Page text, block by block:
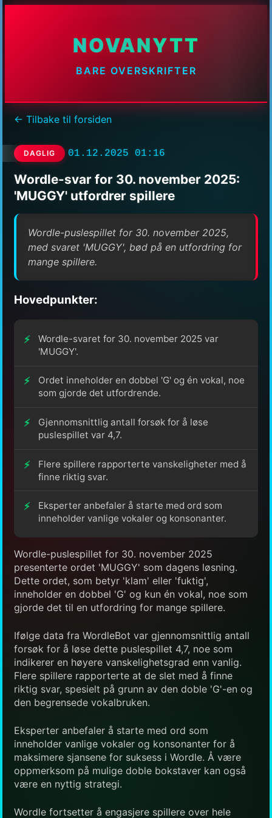
NOVANYTT
BARE OVERSKRIFTER
← Tilbake til forsiden
DAGLIG 01.12.2025 01:16
Wordle-svar for 30. november 2025:
'MUGGY' utfordrer spillere
Wordle-puslespillet for 30. november 2025,
med svaret 'MUGGY', bød på en utfordring for
mange spillere.
Hovedpunkter:
Wordle-svaret for 30. november 2025 var
'MUGGY'.
Ordet inneholder en dobbel 'G' og én vokal, noe
som gjorde det utfordrende.
Gjennomsnittlig antall forsøk for å løse
puslespillet var 4,7.
Flere spillere rapporterte vanskeligheter med å
finne riktig svar.
Eksperter anbefaler å starte med ord som
inneholder vanlige vokaler og konsonanter.
Wordle-puslespillet for 30. november 2025
presenterte ordet 'MUGGY' som dagens løsning.
Dette ordet, som betyr 'klam' eller 'fuktig',
inneholder en dobbel 'G' og kun én vokal, noe som
gjorde det til en utfordring for mange spillere.
Ifølge data fra WordleBot var gjennomsnittlig antall
forsøk for å løse dette puslespillet 4,7, noe som
indikerer en høyere vanskelighetsgrad enn vanlig.
Flere spillere rapporterte at de slet med å finne
riktig svar, spesielt på grunn av den doble 'G'-en og
den begrensede vokalbruken.
Eksperter anbefaler å starte med ord som
inneholder vanlige vokaler og konsonanter for å
maksimere sjansene for suksess i Wordle. Å være
oppmerksom på mulige doble bokstaver kan også
være en nyttig strategi.
Wordle fortsetter å engasjere spillere over hele